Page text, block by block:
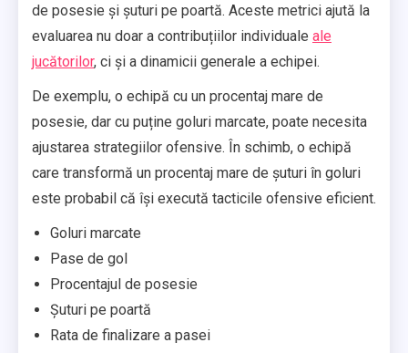
de posesie și șuturi pe poartă. Aceste metrici ajută la
evaluarea nu doar a contribuțiilor individuale ale
jucătorilor, ci și a dinamicii generale a echipei.
De exemplu, o echipă cu un procentaj mare de
posesie, dar cu puține goluri marcate, poate necesita
ajustarea strategiilor ofensive. În schimb, o echipă
care transformă un procentaj mare de șuturi în goluri
este probabil că își execută tacticile ofensive eficient.
Goluri marcate
Pase de gol
Procentajul de posesie
Șuturi pe poartă
Rata de finalizare a pasei